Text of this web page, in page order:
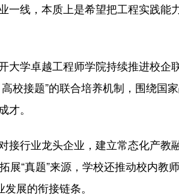
一线，本质上是希望把工程实践
学卓越工程师学院持续推进校企
校接题”的联合培养机制，围绕国
。
行业龙头企业，建立常态化产教
展“真题”来源，学校还推动校内
展的衔接链条。